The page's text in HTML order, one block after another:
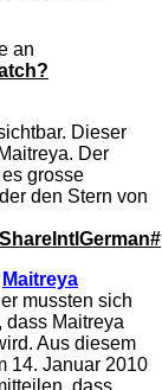
an
Dieser
Der
grosse
den Stern von
Maitreya
mussten sich
dass Maitreya
Aus diesem
14. Januar 2010